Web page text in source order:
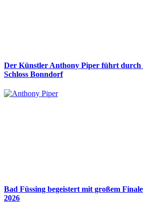
Der Künstler Anthony Piper führt durch
Schloss Bonndorf
Bad Füssing begeistert mit großem
2026